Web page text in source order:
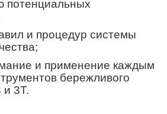
потенциальных
и процедур системы
и применение каждым
бережливого
и 3Т.